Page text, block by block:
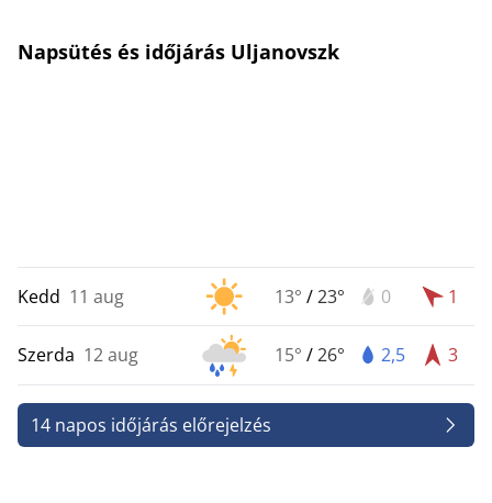
Napsütés és időjárás Uljanovszk
Kedd 11 aug 13° /23° 0 1
Szerda 12 aug 15° /26° 2,5 3
14 napos időjárás előrejelzés